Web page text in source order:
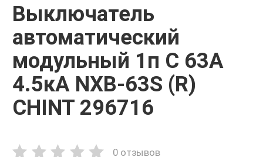
Выключатель
автоматический
модульный 1п C 63А
4.5кА NXB-63S (R)
CHINT 296716
0 отзывов